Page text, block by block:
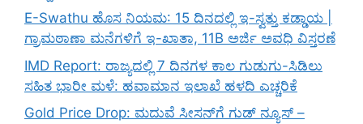
E-Swathu ಹೊಸ ನಿಯಮ: 15 ದಿನದಲ್ಲಿ ಇ-ಸ್ವತ್ತು ಕಡ್ಡಾಯ |
ಗ್ರಾಮಠಾಣಾ ಮನೆಗಳಿಗೆ ಇ-ಖಾತಾ, 11B ಅರ್ಜಿ ಅವಧಿ ವಿಸ್ತರಣೆ
IMD Report: ರಾಜ್ಯದಲ್ಲಿ 7 ದಿನಗಳ ಕಾಲ ಗುಡುಗು-ಸಿಡಿಲು
ಸಹಿತ ಭಾರೀ ಮಳೆ: ಹವಾಮಾನ ಇಲಾಖೆ ಹಳದಿ ಎಚ್ಚರಿಕೆ
Gold Price Drop: ಮದುವೆ ಸೀಸನ್‌ಗೆ ಗುಡ್ ನ್ಯೂಸ್ –